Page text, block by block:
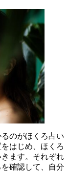
のがほくろ占い
はじめ、ほくろ
ます。それぞれ
確認して、自分